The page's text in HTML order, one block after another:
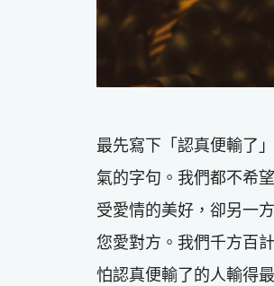
最先寫下「認真便輸了
氣的字句。我們都不希
受愛情的美好，卻另一
您愛對方。我們千方百
怕認真便輸了的人輸得